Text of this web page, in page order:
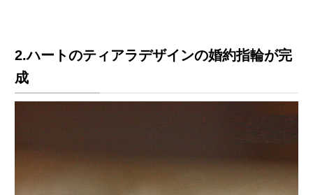
2.ハートのティアラデザインの婚約指輪が完
成